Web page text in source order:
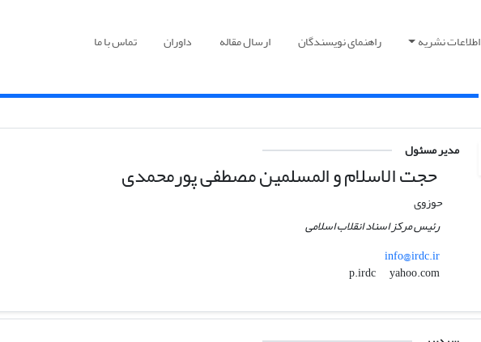
اطلاعات نشریه راهنمای نویسندگان ارسال مقاله داوران تماس با ما
مدیر مسئول
حجت الاسلام و المسلمین مصطفی پورمحمدی
حوزوی
رئیس مرکز اسناد انقلاب اسلامی
info@irdc.ir
yahoo.com